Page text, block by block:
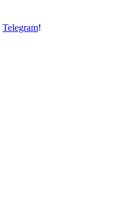
Telegram!